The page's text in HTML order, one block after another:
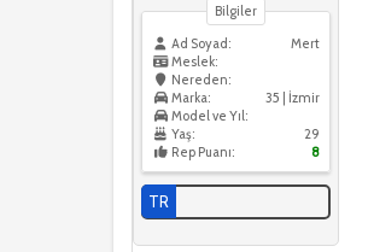
Bilgiler
Ad Soyad:
Mert
Meslek:
Nereden:
35 | İzmir
Marka:
Model ve Yıl:
Yaş:
29
Rep Puanı:
8
TR